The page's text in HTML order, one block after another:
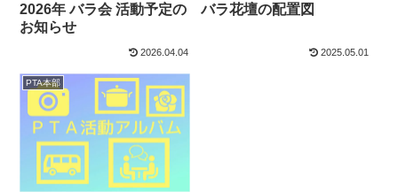
2026年 バラ会 活動予定の
お知らせ
2026.04.04
バラ花壇の配置図
2025.05.01
PTA本部